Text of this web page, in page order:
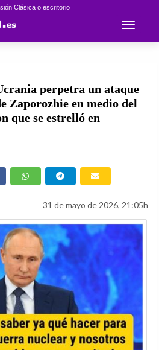
Clásica o escritorio
Toggle
perpetra un ataque
Zaporozhie en medio del
que se estrelló en
31 de mayo de 2026, 21:05h